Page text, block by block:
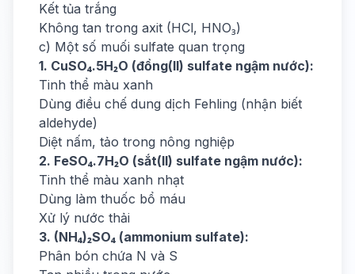
Kết tủa trắng
Không tan trong axit (HCl, HNO₃)
c) Một số muối sulfate quan trọng
1. CuSO₄.5H₂O (đồng(II) sulfate ngậm nước):
Tinh thể màu xanh
Dùng điều chế dung dịch Fehling (nhận biết
aldehyde)
Diệt nấm, tảo trong nông nghiệp
2. FeSO₄.7H₂O (sắt(II) sulfate ngậm nước):
Tinh thể màu xanh nhạt
Dùng làm thuốc bổ máu
Xử lý nước thải
3. (NH₄)₂SO₄ (ammonium sulfate):
Phân bón chứa N và S